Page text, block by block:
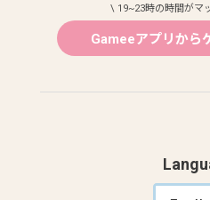
\ 19~23時の時間がマ
Gameeアプリから